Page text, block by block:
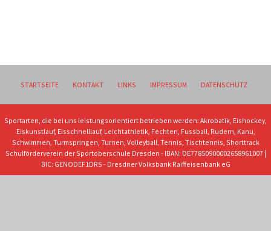
STARTSEITE KONTAKT LINKS IMPRESSUM DATENSCHUTZ
Sportarten, die bei uns leistungsorientiert betrieben werden: Akrobatik, Eishockey,
Eiskunstlauf, Eisschnelllauf, Leichtathletik, Fechten, Fussball, Rudern, Kanu,
Schwimmen, Turmspringen, Turnen, Volleyball, Tennis, Tischtennis, Shorttrack
Schulförderverein der Sportoberschule Dresden - IBAN: DE77850900002658961007 |
BIC: GENODEF1DRS - Dresdner Volksbank Raiffeisenbank eG